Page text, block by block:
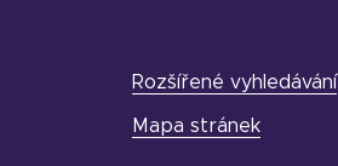
Rozšířené vyhledávání
Mapa stránek